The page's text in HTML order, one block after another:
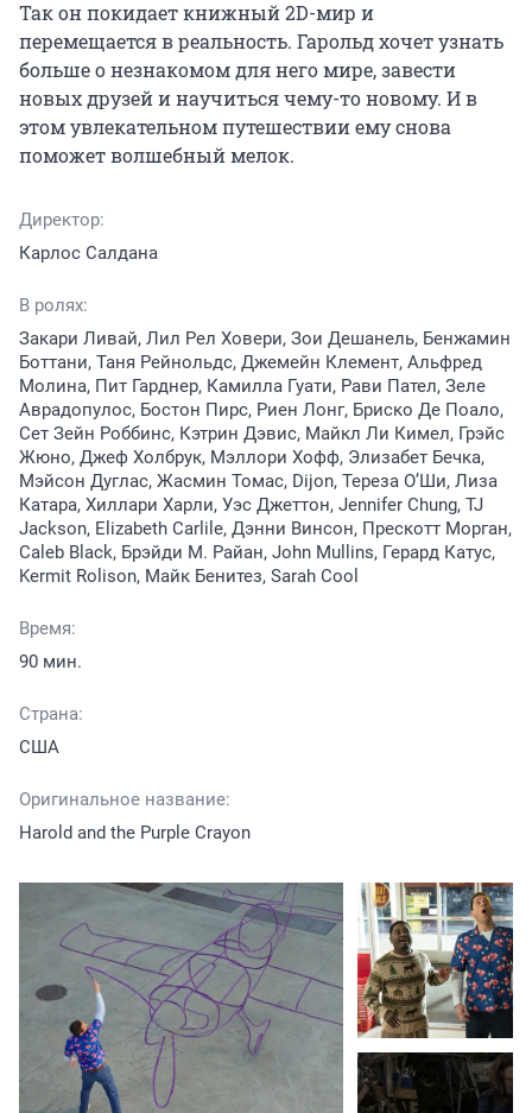
Так он покидает книжный 2D-мир и
перемещается в реальность. Гарольд хочет узнать
больше о незнакомом для него мире, завести
новых друзей и научиться чему-то новому. И в
этом увлекательном путешествии ему снова
поможет волшебный мелок.
Директор:
Карлос Салдана
В ролях:
Закари Ливай, Лил Рел Ховери, Зои Дешанель, Бенжамин
Боттани, Таня Рейнольдс, Джемейн Клемент, Альфред
Молина, Пит Гарднер, Камилла Гуати, Рави Пател, Зеле
Аврадопулос, Бостон Пирс, Риен Лонг, Бриско Де Поало,
Сет Зейн Роббинс, Кэтрин Дэвис, Майкл Ли Кимел, Грэйс
Жюно, Джеф Холбрук, Мэллори Хофф, Элизабет Бечка,
Мэйсон Дуглас, Жасмин Томас, Dijon, Тереза О’Ши, Лиза
Катара, Хиллари Харли, Уэс Джеттон, Jennifer Chung, TJ
Jackson, Elizabeth Carlile, Дэнни Винсон, Прескотт Морган,
Caleb Black, Брэйди М. Райан, John Mullins, Герард Катус,
Kermit Rolison, Майк Бенитез, Sarah Cool
Время:
90 мин.
Страна:
США
Оригинальное название:
Harold and the Purple Crayon